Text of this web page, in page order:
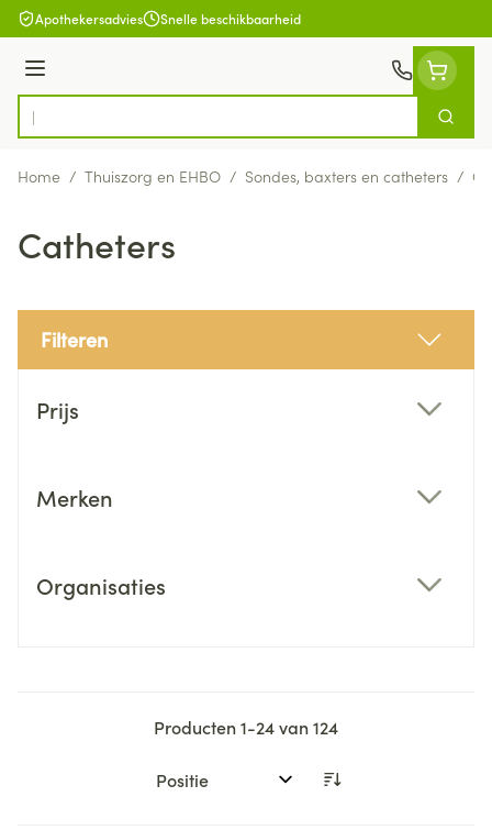
Ga naar de inhoud
Apothekersadvies Snelle beschikbaarheid
Menu
Product, merk, categorie...
Zoek
Home / Thuiszorg en EHBO / Sondes, baxters en catheters /
Catheters
Filteren
Prijs
Merken
Organisaties
Producten1-24van124
Sorteer op: